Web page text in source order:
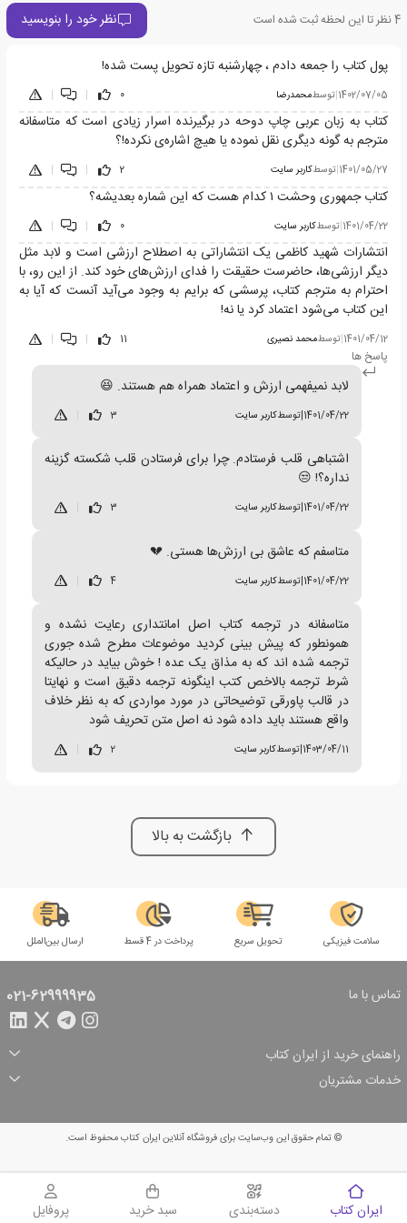
4 نظر تا این لحظه ثبت شده است نظر خود را بنویسید
پول کتاب را جمعه دادم ، چهارشنبه تازه تحویل پست شده!
1402/07/05
|توسطمحمدرضا 0
|
|
کتاب به زبان عربی چاپ دوحه در برگیرنده اسرار زیادی است که متاسفانه
مترجم به گونه دیگری نقل نموده یا هیچ اشاره‌ی نکرده!؟
1401/05/27
|توسطکاربر سایت 2
|
|
کتاب جمهوری وحشت ۱ کدام هست که این شماره بعدیشه؟
1401/04/22
|توسطکاربر سایت 0
|
|
انتشارات شهید کاظمی یک انتشاراتی به اصطلاح ارزشی است و لابد مثل
دیگر ارزشی‌ها، حاضرست حقیقت را فدای ارزش‌های خود کند. از این رو، با
احترام به مترجم کتاب، پرسشی که برایم به وجود می‌آید آنست که آیا به
این کتاب می‌شود اعتماد کرد یا نه!
1401/04/12
|توسطمحمد نصیری 11
|
|
پاسخ ها
لابد نمیفهمی ارزش و اعتماد همراه هم هستند. 😆
1401/04/22
|توسطکاربر سایت 3
اشتباهی قلب فرستادم. چرا برای فرستادن قلب شکسته گزینه
نداره؟! 😒
1401/04/22
|توسطکاربر سایت 3
متاسفم که عاشق بی ارزش‌ها هستی. 💔
1401/04/22
|توسطکاربر سایت 4
متاسفانه در ترجمه کتاب اصل امانتداری رعایت نشده و
همونطور که پیش بینی کردید موضوعات مطرح شده جوری
ترجمه شده اند که به مذاق یک عده ! خوش بیاید در حالیکه
شرط ترجمه بالاخص کتب اینگونه ترجمه دقیق است و نهایتا
در قالب پاورقی توضیحاتی در مورد مواردی که به نظر خلاف
واقع هستند باید داده شود نه اصل متن تحریف شود
1403/04/11
|توسطکاربر سایت 2
بازگشت به بالا
سلامت فیزیکی تحویل سریع پرداخت در 4 قسط ارسال بین‌الملل
تماس با ما 021-62999935
راهنمای خرید از ایران کتاب
ثبت سفارش
شرایط ارسال سفارش
شیوه پرداخت
تخفیف‌های خرید
خدمات مشتریان
© تمام حقوق این وب‌سایت برای فروشگاه آنلاین ایران کتاب محفوظ است.
ایران کتاب دسته‌بندی
سبد خرید
سبد خرید پروفایل